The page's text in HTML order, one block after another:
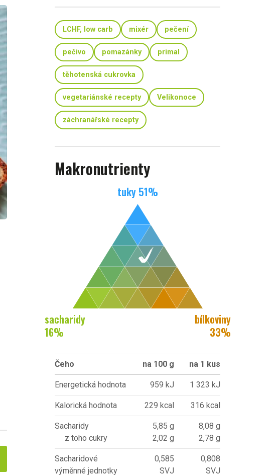
LCHF, low carb mixér pečení
pečivo pomazánky primal
těhotenská cukrovka
vegetariánské recepty Velikonoce
záchranářské recepty
Makronutrienty
tuky 51%
sacharidy
16%
bílkoviny
33%
Čeho na 100 g na 1 kus
Energetická hodnota 959 kJ 1 323 kJ
Kalorická hodnota 229 kcal 316 kcal
Sacharidy
z toho cukry
5,85 g
2,02 g
8,08 g
2,78 g
Sacharidové
výměnné jednotky
0,585
SVJ
0,808
SVJ